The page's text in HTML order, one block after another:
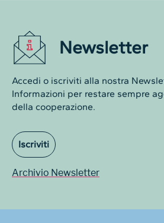
Newsletter
Accedi o iscriviti alla nostra
Informazioni per restare sempre
della cooperazione.
Iscriviti
Archivio Newsletter